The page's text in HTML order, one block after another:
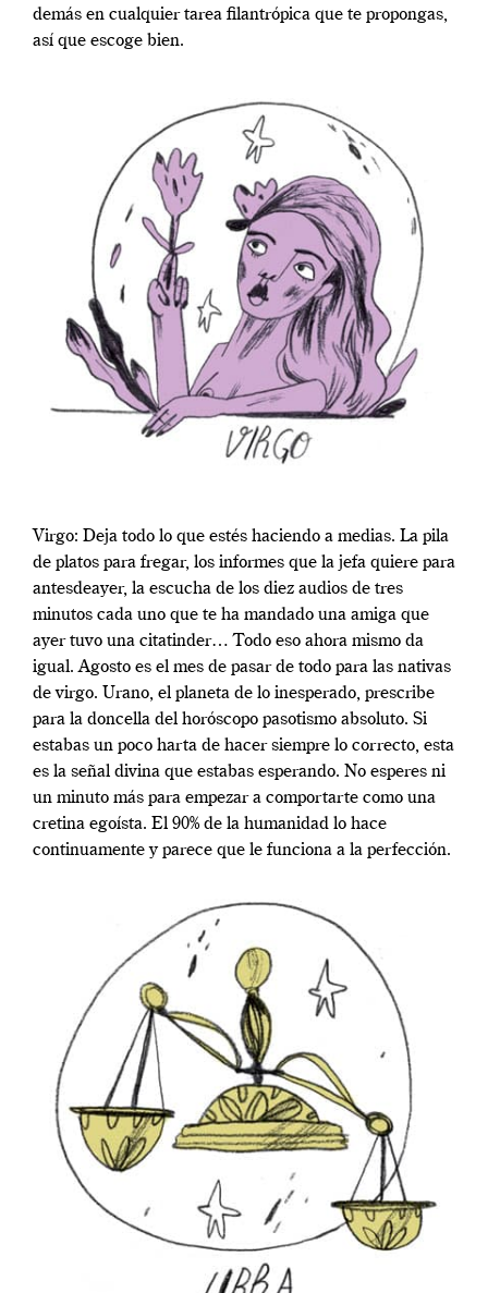
demás en cualquier tarea filantrópica que te propongas,
así que escoge bien.
Virgo: Deja todo lo que estés haciendo a medias. La pila
de platos para fregar, los informes que la jefa quiere para
antesdeayer, la escucha de los diez audios de tres
minutos cada uno que te ha mandado una amiga que
ayer tuvo una citatinder… Todo eso ahora mismo da
igual. Agosto es el mes de pasar de todo para las nativas
de virgo. Urano, el planeta de lo inesperado, prescribe
para la doncella del horóscopo pasotismo absoluto. Si
estabas un poco harta de hacer siempre lo correcto, esta
es la señal divina que estabas esperando. No esperes ni
un minuto más para empezar a comportarte como una
cretina egoísta. El 90% de la humanidad lo hace
continuamente y parece que le funciona a la perfección.